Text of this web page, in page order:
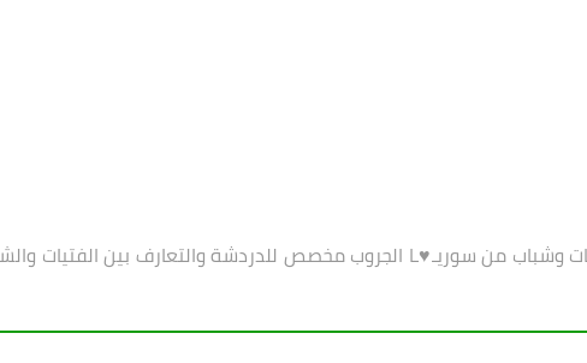
وشباب من سوريـ♥ـا الجروب مخصص للدردشة والتعارف بين الفتيات